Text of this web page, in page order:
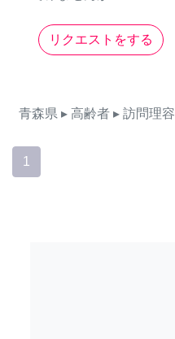
リクエストをする
青森県 ▸ 高齢者 ▸ 訪問理容
1